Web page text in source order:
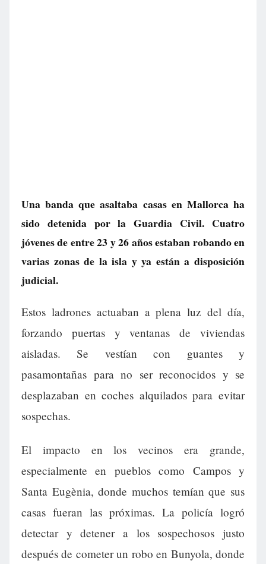
Una banda que asaltaba casas en Mallorca ha
sido detenida por la Guardia Civil. Cuatro
jóvenes de entre 23 y 26 años estaban robando en
varias zonas de la isla y ya están a disposición
judicial.
Estos ladrones actuaban a plena luz del día,
forzando puertas y ventanas de viviendas
aisladas. Se vestían con guantes y
pasamontañas para no ser reconocidos y se
desplazaban en coches alquilados para evitar
sospechas.
El impacto en los vecinos era grande,
especialmente en pueblos como Campos y
Santa Eugènia, donde muchos temían que sus
casas fueran las próximas. La policía logró
detectar y detener a los sospechosos justo
después de cometer un robo en Bunyola, donde